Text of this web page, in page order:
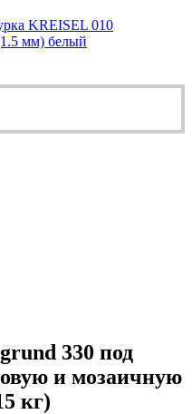
KREISEL 010
мм) белый
330 под
и мозаичную
кг)